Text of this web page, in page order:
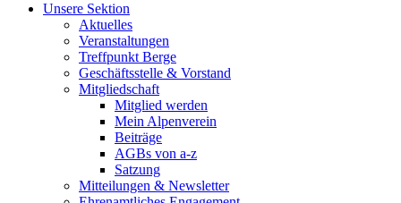
Unsere Sektion
Aktuelles
Veranstaltungen
Treffpunkt Berge
Geschäftsstelle & Vorstand
Mitgliedschaft
Mitglied werden
Mein Alpenverein
Beiträge
AGBs von a-z
Satzung
Mitteilungen & Newsletter